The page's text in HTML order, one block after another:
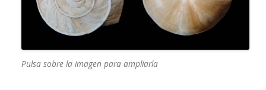
Pulsa sobre la imagen para ampliarla